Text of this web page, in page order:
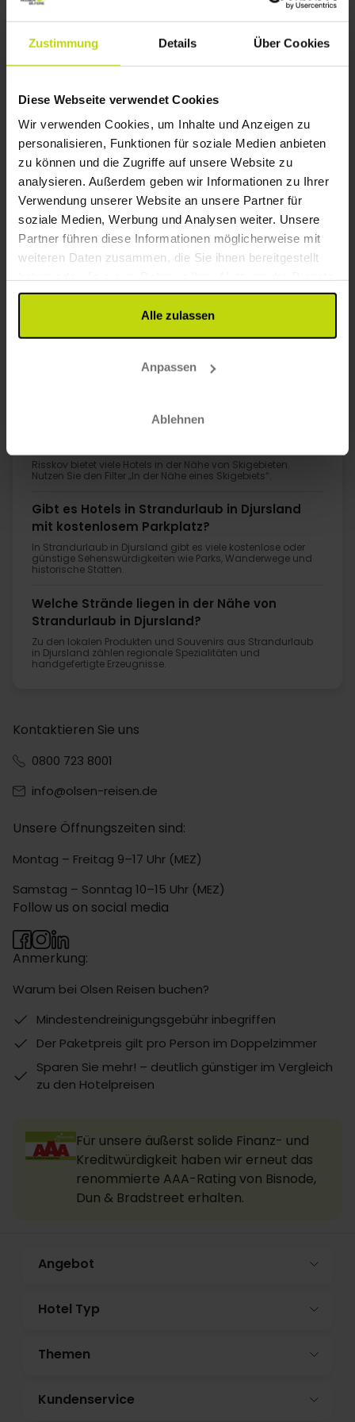
Zustimmung Details Über Cookies
Diese Webseite verwendet Cookies
Wir verwenden Cookies, um Inhalte und Anzeigen zu
personalisieren, Funktionen für soziale Medien anbieten
zu können und die Zugriffe auf unsere Website zu
analysieren. Außerdem geben wir Informationen zu Ihrer
Verwendung unserer Website an unsere Partner für
soziale Medien, Werbung und Analysen weiter. Unsere
Partner führen diese Informationen möglicherweise mit
weiteren Daten zusammen, die Sie ihnen bereitgestellt
gesammelt haben.
Alle zulassen
Anpassen
Ablehnen
Aufenthalt nahe der Grünzone von Aarhus
Scandic Aarhus Vest
3.8/ 5 Gut15 Bewertungen
Paket mit Frühstück & Tapas
1x Nacht mit köstlichem Frühstück
1x 1 Glas Wein/Bier an der Bar
1x Tapas
1x Kaffee zum Mitnehmen
∞
Gratis Parken
Alles sehen, was enthalten ist
Aug p. P.93,-
Gesamt 186,-
Sep p. P.93,-
Gesamt 186,-
Okt
Welche Hotels in Strandurlaub in Djursland
Risskov bietet viele Hotels in der Nähe von Skigebieten.
Nutzen Sie den Filter „In der Nähe eines Skigebiets“.
Gibt es Hotels in Strandurlaub in Djursland
mit kostenlosem Parkplatz?
In Strandurlaub in Djursland gibt es viele kostenlose oder
günstige Sehenswürdigkeiten wie Parks, Wanderwege und
historische Stätten.
Welche Strände liegen in der Nähe von
Strandurlaub in Djursland?
Zu den lokalen Produkten und Souvenirs aus Strandurlaub
in Djursland zählen regionale Spezialitäten und
handgefertigte Erzeugnisse.
Kontaktieren Sie uns
0800 723 8001
info@olsen-reisen.de
Unsere Öffnungszeiten sind:
Montag – Freitag 9–17 Uhr (MEZ)
Samstag – Sonntag 10–15 Uhr (MEZ)
Anmerkung:
Warum bei Olsen Reisen buchen?
Mindestendreinigungsgebühr inbegriffen
Der Paketpreis gilt pro Person im Doppelzimmer
Sparen Sie mehr! – deutlich günstiger im Vergleich
zu den Hotelpreisen
Follow us on social media
Für unsere äußerst solide Finanz- und
Kreditwürdigkeit haben wir erneut das
renommierte AAA-Rating von Bisnode,
Dun & Bradstreet erhalten.
Angebot
Hotel Typ
Themen
Kundenservice